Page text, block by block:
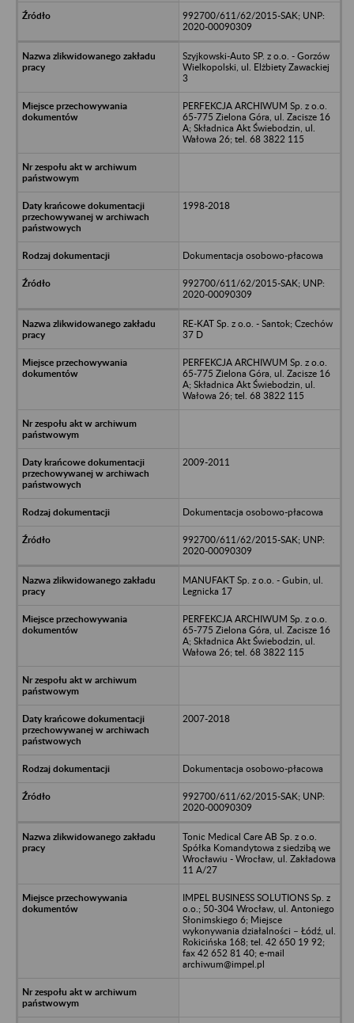
992700/611/62/2015-SAK; UNP:
2020-00090309
Szyjkowski-Auto SP. z o.o. - Gorzów
Wielkopolski, ul. Elżbiety Zawackiej
3
PERFEKCJA ARCHIWUM Sp. z o.o.
65-775 Zielona Góra, ul. Zacisze 16
A; Składnica Akt Świebodzin, ul.
Wałowa 26; tel. 68 3822 115
1998-2018
Dokumentacja osobowo-płacowa
992700/611/62/2015-SAK; UNP:
2020-00090309
RE-KAT Sp. z o.o. - Santok; Czechów
37 D
PERFEKCJA ARCHIWUM Sp. z o.o.
65-775 Zielona Góra, ul. Zacisze 16
A; Składnica Akt Świebodzin, ul.
Wałowa 26; tel. 68 3822 115
2009-2011
Dokumentacja osobowo-płacowa
992700/611/62/2015-SAK; UNP:
2020-00090309
MANUFAKT Sp. z o.o. - Gubin, ul.
Legnicka 17
PERFEKCJA ARCHIWUM Sp. z o.o.
65-775 Zielona Góra, ul. Zacisze 16
A; Składnica Akt Świebodzin, ul.
Wałowa 26; tel. 68 3822 115
2007-2018
Dokumentacja osobowo-płacowa
992700/611/62/2015-SAK; UNP:
2020-00090309
Tonic Medical Care AB Sp. z o.o.
Spółka Komandytowa z siedzibą we
Wrocławiu - Wrocław, ul. Zakładowa
11 A/27
IMPEL BUSINESS SOLUTIONS Sp. z
o.o.; 50-304 Wrocław, ul. Antoniego
Słonimskiego 6; Miejsce
wykonywania działalności – Łódź, ul.
Rokicińska 168; tel. 42 650 19 92;
fax 42 652 81 40; e-mail
archiwum@impel.pl